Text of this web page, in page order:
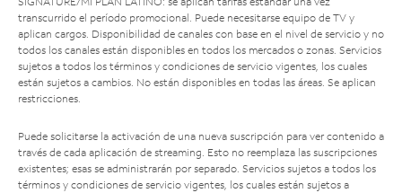
transcurrido el período promocional. Puede necesitarse equipo de TV y
aplican cargos. Disponibilidad de canales con base en el nivel de servicio y no
todos los canales están disponibles en todos los mercados o zonas. Servicios
sujetos a todos los términos y condiciones de servicio vigentes, los cuales
están sujetos a cambios. No están disponibles en todas las áreas. Se aplican
restricciones.
Puede solicitarse la activación de una nueva suscripción para ver contenido a
través de cada aplicación de streaming. Esto no reemplaza las suscripciones
existentes; esas se administrarán por separado. Servicios sujetos a todos los
términos y condiciones de servicio vigentes, los cuales están sujetos a